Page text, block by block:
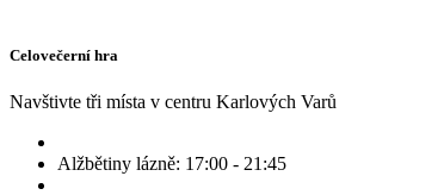
Celovečerní hra
Navštivte tři místa v centru Karlových Varů
Alžbětiny lázně: 17:00 - 21:45